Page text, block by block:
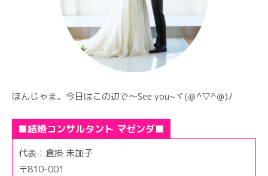
ほんじゃま。今日はこの辺で～See you~ヾ(＠^▽^＠)ﾉ
■結婚コンサルタント マゼンダ■
代表：倉掛 未加子
〒810-001